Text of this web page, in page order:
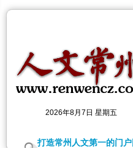
2026年8月7日 星期五
文常州打造常州人文第一的门户